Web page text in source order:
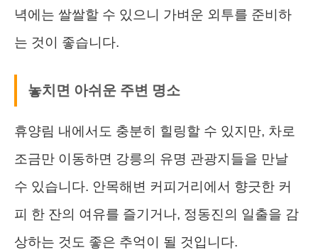
녁에는 쌀쌀할 수 있으니 가벼운 외투를 준비하
는 것이 좋습니다.
놓치면 아쉬운 주변 명소
휴양림 내에서도 충분히 힐링할 수 있지만, 차로
조금만 이동하면 강릉의 유명 관광지들을 만날
수 있습니다. 안목해변 커피거리에서 향긋한 커
피 한 잔의 여유를 즐기거나, 정동진의 일출을 감
상하는 것도 좋은 추억이 될 것입니다.